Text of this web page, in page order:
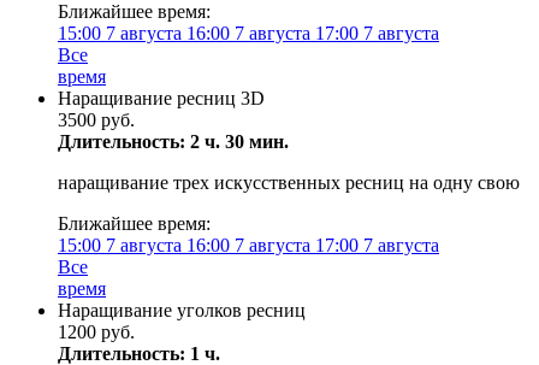
Ближайшее время:
15:00 7 августа 16:00 7 августа 17:00 7 августа
Все
время
Наращивание ресниц 3D
3500 руб.
Длительность: 2 ч. 30 мин.
наращивание трех искусственных ресниц на одну свою
Ближайшее время:
15:00 7 августа 16:00 7 августа 17:00 7 августа
Все
время
Наращивание уголков ресниц
1200 руб.
Длительность: 1 ч.